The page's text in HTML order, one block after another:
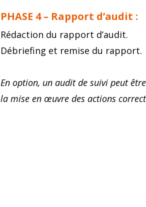
PHASE 4 – Rapport d’audit :
Rédaction du rapport d’audit.
Débriefing et remise du rapport.
En option, un audit de suivi peut
la mise en œuvre des actions